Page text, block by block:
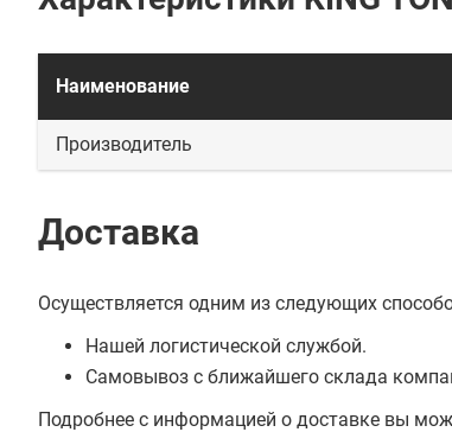
Наименование
Производитель
Доставка
Осуществляется одним из следующих
Нашей логистической службой.
Самовывоз с ближайшего склада
Подробнее с информацией о доставке вы